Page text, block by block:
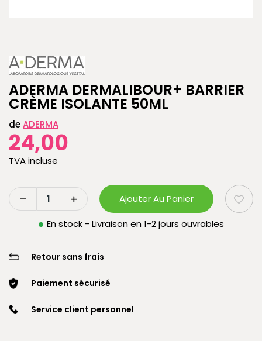
ADERMA DERMALIBOUR+ BARRIER
CRÈME ISOLANTE 50ML
deADERMA
24,00
TVA incluse
Ajouter Au Panier
En stock - Livraison en 1-2 jours ouvrables
Retour sans frais
Paiement sécurisé
Service client personnel